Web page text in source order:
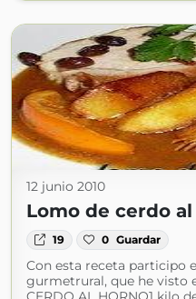
12 junio 2010
Lomo de cerdo
19 0 Guardar
Con esta receta participo
gurmetrural, que he visto